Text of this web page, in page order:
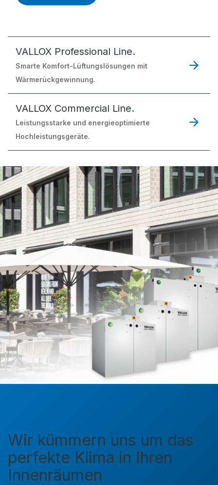
VALLOX Professional Line.
Smarte Komfort-Lüftungslösungen mit
Wärmerückgewinnung.
VALLOX Commercial Line.
Leistungsstarke und energieoptimierte
Hochleistungsgeräte.
Wir kümmern uns um das
perfekte Klima in Ihren
Innenräumen